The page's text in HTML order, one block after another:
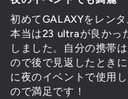
初めてGALAXYをレン
本当は23 ultraが良かっ
しました。自分の携帯
ので後で見返したとき
に夜のイベントで使用
ので満足です！